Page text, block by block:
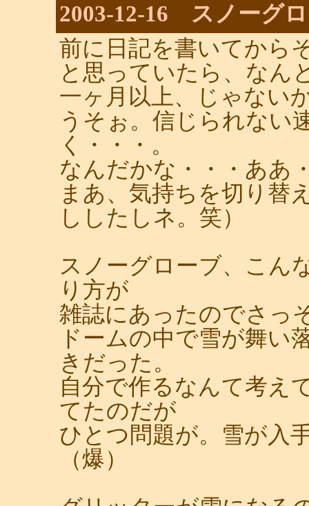
2003-12-16 スノーグ
前に日記を書いてから
と思っていたら、なん
一ヶ月以上、じゃない
うそぉ。信じられない
く・・・。
なんだかな・・・ああ
まあ、気持ちを切り替
ししたしネ。笑）
スノーグローブ、こん
り方が
雑誌にあったのでさっ
ドームの中で雪が舞い
きだった。
自分で作るなんて考え
てたのだが
ひとつ問題が。雪が入
（爆）